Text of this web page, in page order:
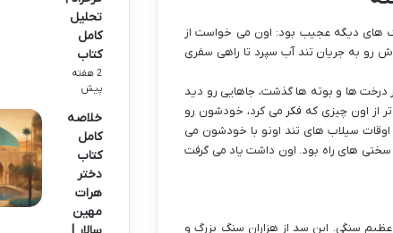
های دیگه عجیب بود: اون می خواست از
رو به جریان تند آب سپرد تا راهی سفری
درخت ها و بوته ها گذشت، جاهایی رو دید
از اون چیزی که فکر می کرد، خودشون رو
سیلاب های تند اونو با خودشون می
سختی های راه بود. اون داشت یاد می گرفت
سنگی. این سد از هزاران سنگ بزرگ و
تحلیل
کامل
کتاب
2 هفته
پیش
خلاصه
کامل
کتاب
دختر
هرات
مهین